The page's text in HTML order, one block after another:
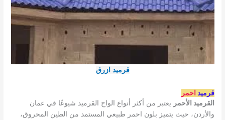
قرميد ازرق
قرميد احمر
القرميد الأحمر يعتبر من أكثر أنواع الواح القرميد شيوعًا في عمان
والأردن، حيث يتميز بلون احمر طبيعي المستمد من الطين المحروق،